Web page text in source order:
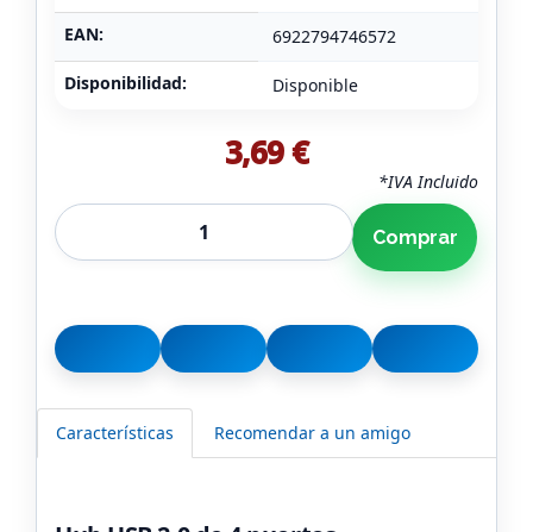
EAN: 6922794746572
Disponibilidad: Disponible
3,69 €
*IVA Incluido
Comprar
Características Recomendar a un amigo